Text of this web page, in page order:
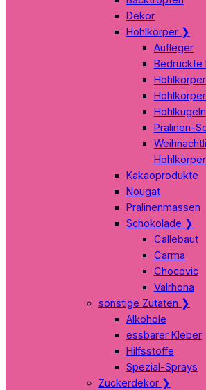
Dekor
Hohlkörper ❯
Aufleger
Bedruckte
Hohlkugeln
Pralinen-
Hohlkörper
Kakaoprodukte
Nougat
Pralinenmassen
Schokolade ❯
Callebaut
Carma
Chocovic
Valrhona
sonstige Zutaten ❯
Alkohole
essbarer Kleber
Hilfsstoffe
Spezial-Sprays
Zuckerdekor ❯